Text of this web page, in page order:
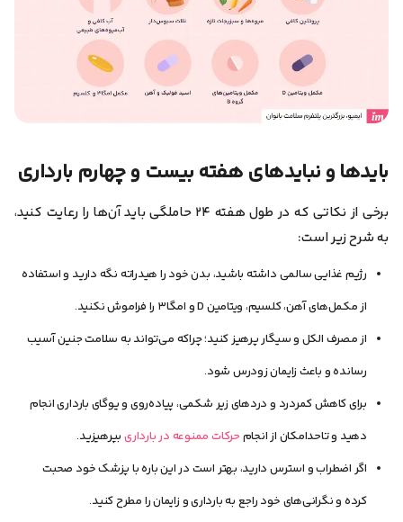
بایدها و نبایدهای هفته بیست و چهارم بارداری
برخی از نکاتی که در طول هفته ۲۴ حاملگی باید آن‌ها را رعایت کنید،
به شرح زیر است:
رژیم غذایی سالمی داشته باشید، بدن خود را هیدراته نگه دارید و استفاده
از مکمل‌های آهن، کلسیم، ویتامین D و امگا۳ را فراموش نکنید.
از مصرف الکل و سیگار پرهیز کنید؛ چراکه می‌تواند به سلامت جنین آسیب
رسانده و باعث زایمان زودرس شود.
برای کاهش کمردرد و دردهای زیر شکمی، پیاده‌روی و یوگای بارداری انجام
دهید و تاحدامکان از انجام حرکات ممنوعه در بارداریبپرهیزید.
اگر اضطراب و استرس دارید، بهتر است در این باره با پزشک خود صحبت
کرده و نگرانی‌های خود راجع به بارداری و زایمان را مطرح کنید.